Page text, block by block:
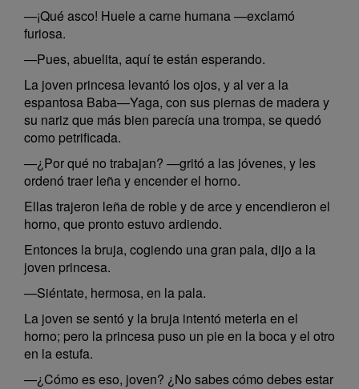
—¡Qué asco! Huele a carne humana —exclamó
furiosa.
—Pues, abuelita, aquí te están esperando.
La joven princesa levantó los ojos, y al ver a la
espantosa Baba—Yaga, con sus piernas de madera y
su nariz que más bien parecía una trompa, se quedó
como petrificada.
—¿Por qué no trabajan? —gritó a las jóvenes, y les
ordenó traer leña y encender el horno.
Ellas trajeron leña de roble y de arce y encendieron el
horno, que pronto estuvo ardiendo.
Entonces la bruja, cogiendo una gran pala, dijo a la
joven princesa.
—Siéntate, hermosa, en la pala.
La joven se sentó y la bruja intentó meterla en el
horno; pero la princesa puso un pie en la boca y el otro
en la estufa.
—¿Cómo es eso, joven? ¿No sabes cómo debes estar